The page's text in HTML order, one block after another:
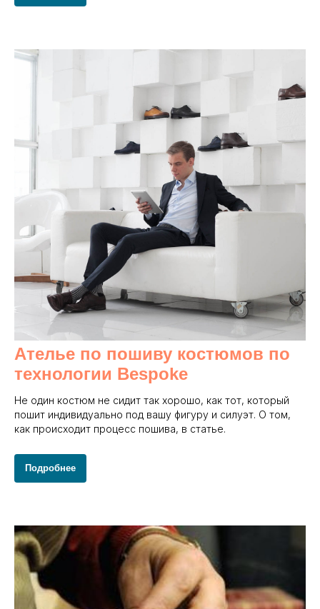
Ателье по пошиву костюмов по
технологии Bespoke
Не один костюм не сидит так хорошо, как тот, который
пошит индивидуально под вашу фигуру и силуэт. О том,
как происходит процесс пошива, в статье.
Подробнее